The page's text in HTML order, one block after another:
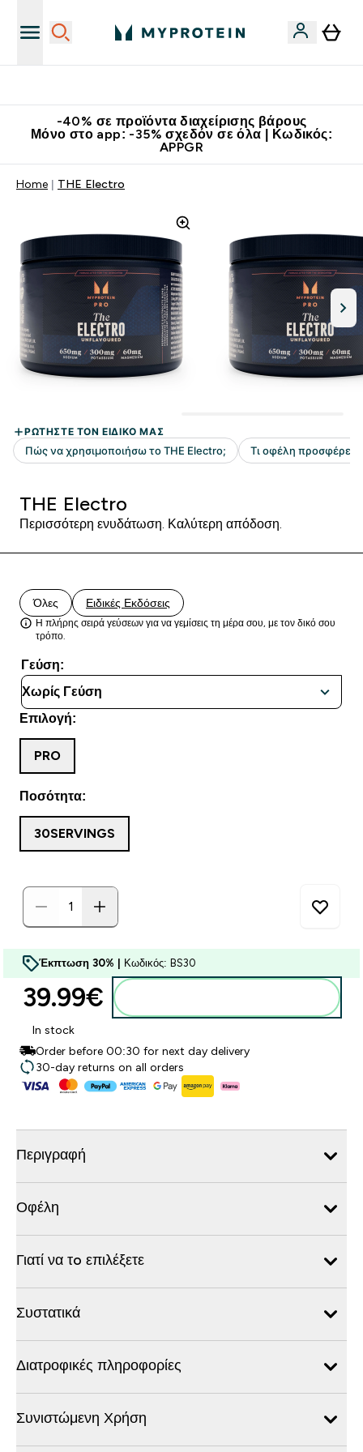
-40% σε προϊόντα διαχείρισης βάρους
Μόνο στο app: -35% σχεδόν σε όλα | Κωδικός:
APPGR
Home THE Electro
THE Electro
Περισσότερη ενυδάτωση. Καλύτερη απόδοση.
Όλες Ειδικές Εκδόσεις
Η πλήρης σειρά γεύσεων για να γεμίσεις τη μέρα σου, με τον δικό σου
τρόπο.
Γεύση:
Ποσότητα:
30SERVINGS
Επιλογή:
PRO
Έκπτωση 30% | Κωδικός: BS30
39.99€‎
In stock
Order before 00:30 for next day delivery
30-day returns on all orders
Περιγραφή
Οφέλη
Γιατί να τo επιλέξετε
Συστατικά
Διατροφικές πληροφορίες
Συνιστώμενη Χρήση